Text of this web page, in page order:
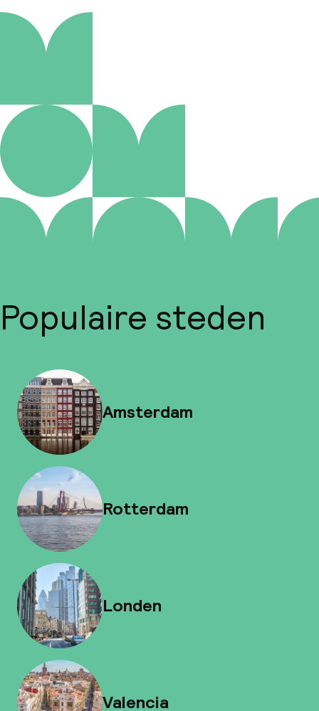
Populaire steden
Amsterdam
Rotterdam
Londen
Valencia